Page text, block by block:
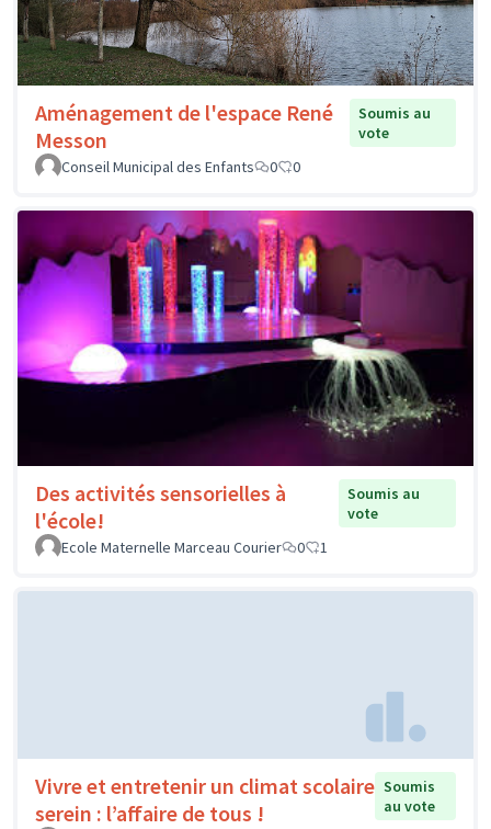
Aménagement de l'espace René
Messon
Soumis au
vote
Conseil Municipal des Enfants
0 0
Des activités sensorielles à
l'école!
Soumis au
vote
Ecole Maternelle Marceau Courier
0 1
Vivre et entretenir un climat scolaire
serein : l’affaire de tous !
Soumis
au vote